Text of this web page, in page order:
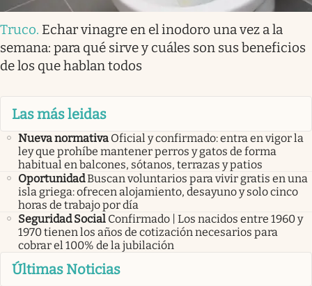
Truco. Echar vinagre en el inodoro una vez a la
semana: para qué sirve y cuáles son sus beneficios
de los que hablan todos
Las más leidas
Nueva normativa Oficial y confirmado: entra en vigor la
ley que prohíbe mantener perros y gatos de forma
habitual en balcones, sótanos, terrazas y patios
OportunidadBuscan voluntarios para vivir gratis en una
isla griega: ofrecen alojamiento, desayuno y solo cinco
horas de trabajo por día
Seguridad Social Confirmado | Los nacidos entre 1960 y
1970 tienen los años de cotización necesarios para
cobrar el 100% de la jubilación
Últimas Noticias